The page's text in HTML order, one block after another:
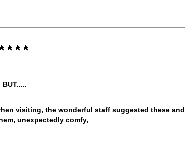
BUT.....
visiting, the wonderful staff suggested these and
unexpectedly comfy,